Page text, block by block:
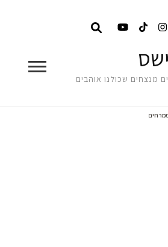
מנצחים שכולנו אוהבים